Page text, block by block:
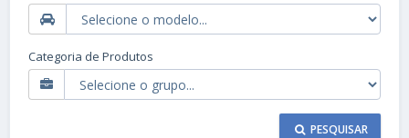
Categoria de Produtos
PESQUISAR